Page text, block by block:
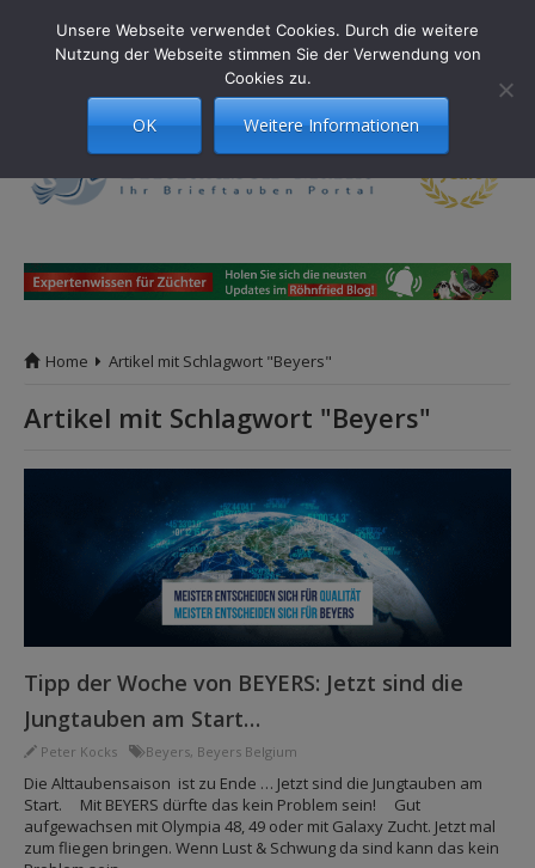
Menü
Home Artikel mit Schlagwort "Beyers"
Artikel mit Schlagwort "Beyers"
Tipp der Woche von BEYERS: Jetzt sind die
Jungtauben am Start…
Peter Kocks Beyers, Beyers Belgium
Die Alttaubensaison ist zu Ende … Jetzt sind die Jungtauben am
Start. Mit BEYERS dürfte das kein Problem sein! Gut
aufgewachsen mit Olympia 48, 49 oder mit Galaxy Zucht. Jetzt mal
zum fliegen bringen. Wenn Lust & Schwung da sind kann das kein
Unsere Webseite verwendet Cookies. Durch die weitere
Nutzung der Webseite stimmen Sie der Verwendung von
Cookies zu.
OK Weitere Informationen